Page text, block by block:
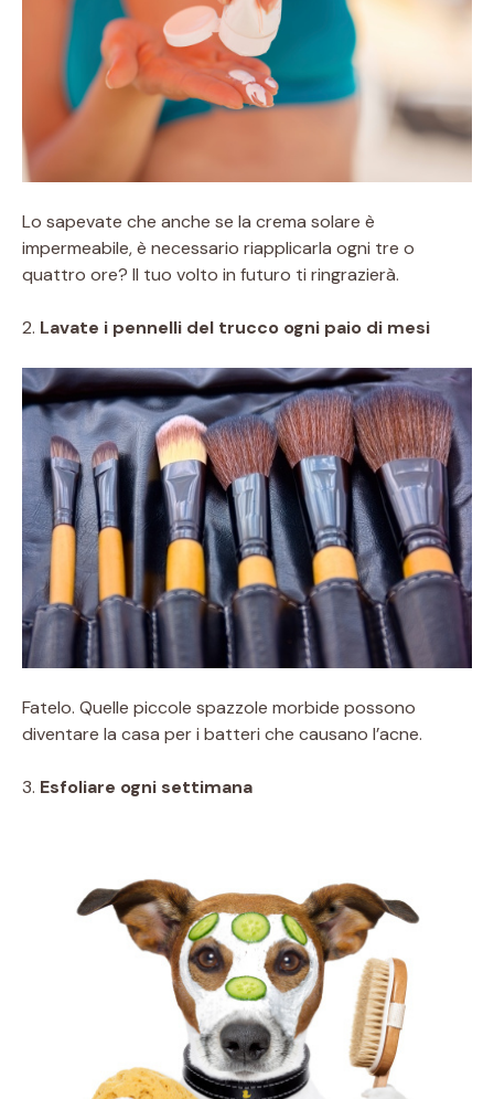
Lo sapevate che anche se la crema solare è
impermeabile, è necessario riapplicarla ogni tre o
quattro ore? Il tuo volto in futuro ti ringrazierà.
2. Lavate i pennelli del trucco ogni paio di mesi
Fatelo. Quelle piccole spazzole morbide possono
diventare la casa per i batteri che causano l’acne.
3. Esfoliare ogni settimana